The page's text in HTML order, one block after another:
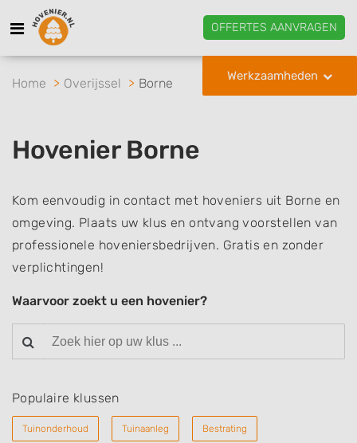
OFFERTES AANVRAGEN
Werkzaamheden
Home Overijssel Borne
Hovenier Borne
Kom eenvoudig in contact met hoveniers uit Borne en
omgeving. Plaats uw klus en ontvang voorstellen van
professionele hoveniersbedrijven. Gratis en zonder
verplichtingen!
Waarvoor zoekt u een hovenier?
Populaire klussen
Tuinonderhoud Tuinaanleg Bestrating